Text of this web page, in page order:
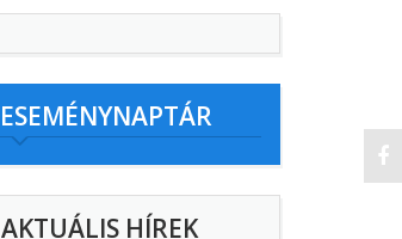
ESEMÉNYNAPTÁR
AKTUÁLIS HÍREK